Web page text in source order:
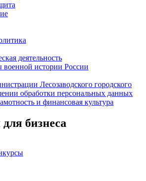
деятельность
истории России
Лесозаводского городского
обработки персональных данных
и финансовая культура
бизнеса